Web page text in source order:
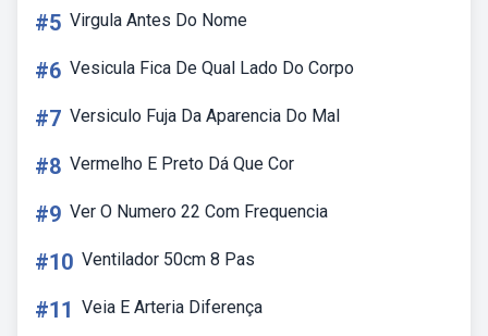
#5 Virgula Antes Do Nome
#6 Vesicula Fica De Qual Lado Do Corpo
#7 Versiculo Fuja Da Aparencia Do Mal
#8 Vermelho E Preto Dá Que Cor
#9 Ver O Numero 22 Com Frequencia
#10 Ventilador 50cm 8 Pas
#11 Veia E Arteria Diferença